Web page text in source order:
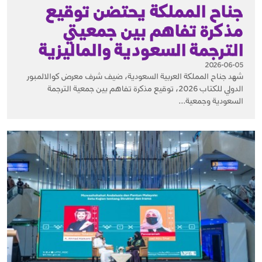
جناح المملكة يحتضن توقيع
مذكرة تفاهم بين جمعيتي
الترجمة السعودية والماليزية
2026-06-05
شهد جناح المملكة العربية السعودية، ضيف شرف معرض كوالالمبور
الدولي للكتاب 2026، توقيع مذكرة تفاهم بين جمعية الترجمة
السعودية وجمعية...